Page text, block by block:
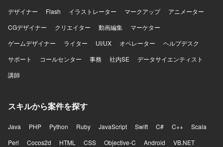
デザイナー
Flash イラストレーター マークアップ
アニメーター
CGデザイナー
クリエイター 動画編集
マーケター
ゲームデザイナー
ライター UI/UX オペレーター
ヘルプデスク
サポート
コールセンター 事務 社内SE
データサイエンティスト
講師
スキルから案件を探す
Java PHP Python Ruby JavaScript Swift C# C++
Scala
Perl
Cocos2d HTML CSS Objective-C Android
VB.NET